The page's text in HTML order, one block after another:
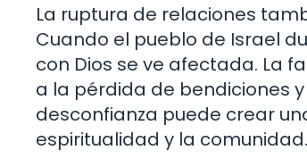
La ruptura de relaciones
Cuando el pueblo de Israel
con Dios se ve afectada. La
a la pérdida de bendiciones
desconfianza puede crear
espiritualidad y la comunidad.